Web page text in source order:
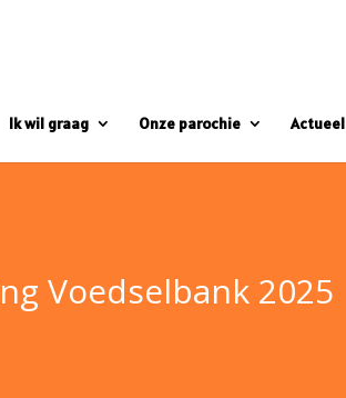
Ik wil graag Onze parochie Actueel
Voedselbank 2025